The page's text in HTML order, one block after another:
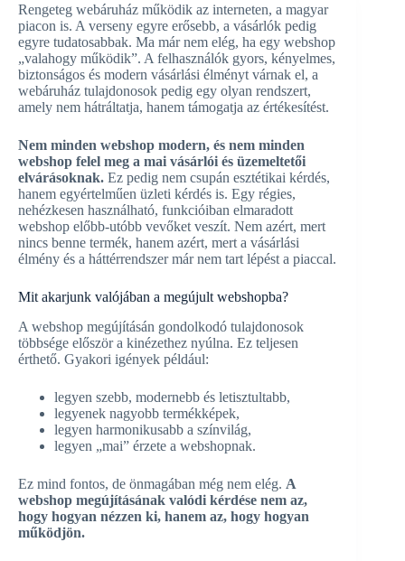
Rengeteg webáruház működik az interneten, a magyar
piacon is. A verseny egyre erősebb, a vásárlók pedig
egyre tudatosabbak. Ma már nem elég, ha egy webshop
„valahogy működik”. A felhasználók gyors, kényelmes,
biztonságos és modern vásárlási élményt várnak el, a
webáruház tulajdonosok pedig egy olyan rendszert,
amely nem hátráltatja, hanem támogatja az értékesítést.
Nem minden webshop modern, és nem minden
webshop felel meg a mai vásárlói és üzemeltetői
elvárásoknak. Ez pedig nem csupán esztétikai kérdés,
hanem egyértelműen üzleti kérdés is. Egy régies,
nehézkesen használható, funkcióiban elmaradott
webshop előbb-utóbb vevőket veszít. Nem azért, mert
nincs benne termék, hanem azért, mert a vásárlási
élmény és a háttérrendszer már nem tart lépést a piaccal.
Mit akarjunk valójában a megújult webshopba?
A webshop megújításán gondolkodó tulajdonosok
többsége először a kinézethez nyúlna. Ez teljesen
érthető. Gyakori igények például:
legyen szebb, modernebb és letisztultabb,
legyenek nagyobb termékképek,
legyen harmonikusabb a színvilág,
legyen „mai” érzete a webshopnak.
Ez mind fontos, de önmagában még nem elég. A
webshop megújításának valódi kérdése nem az,
hogy hogyan nézzen ki, hanem az, hogy hogyan
működjön.